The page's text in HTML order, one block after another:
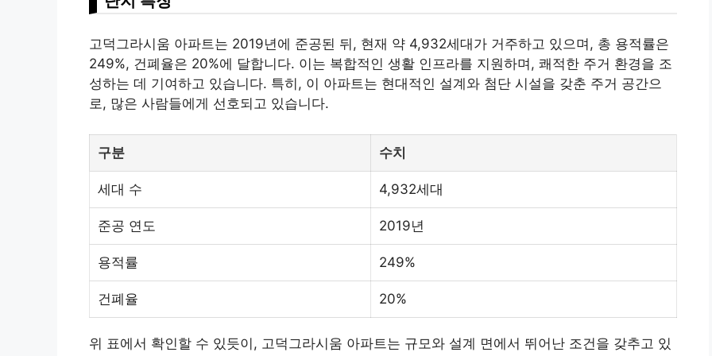
고덕그라시움 아파트는 2019년에 준공된 뒤, 현재 약 4,932세대가 거주하고 있으며, 총 용적률은
249%, 건폐율은 20%에 달합니다. 이는 복합적인 생활 인프라를 지원하며, 쾌적한 주거 환경을 조
성하는 데 기여하고 있습니다. 특히, 이 아파트는 현대적인 설계와 첨단 시설을 갖춘 주거 공간으
로, 많은 사람들에게 선호되고 있습니다.
구분 수치
세대 수 4,932세대
준공 연도 2019년
용적률 249%
건폐율 20%
위 표에서 확인할 수 있듯이, 고덕그라시움 아파트는 규모와 설계 면에서 뛰어난 조건을 갖추고 있